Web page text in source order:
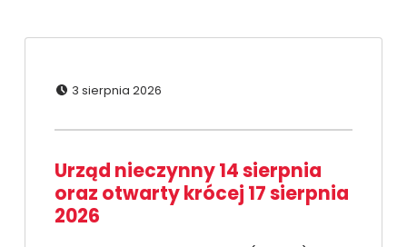
3 sierpnia 2026
Urząd nieczynny 14 sierpnia
oraz otwarty krócej 17 sierpnia
2026